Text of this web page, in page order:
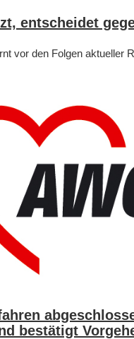
entscheidet
vor den Folgen aktueller
bestätigt